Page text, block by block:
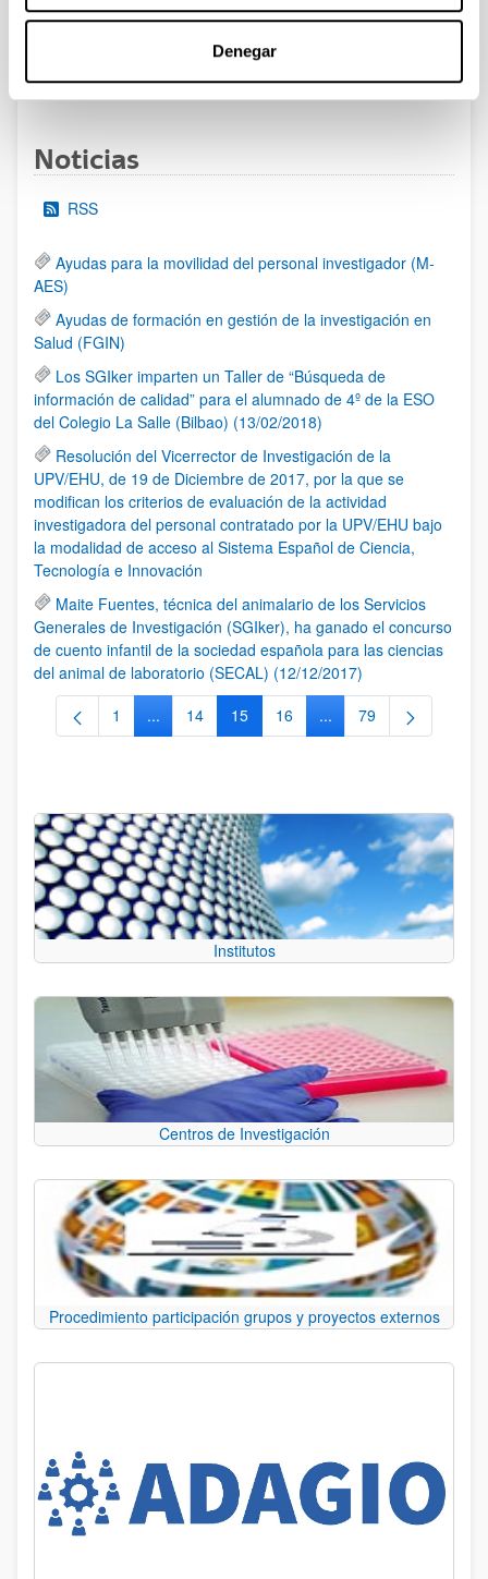
Denegar
al 30/07/2026 (ambos incluídos)
Página
1 Página
2 Página
3 ...Páginas intermedias Use TAB
Página
95
Noticias
RSS
Ayudas para la movilidad del personal investigador (M-
AES)
Ayudas de formación en gestión de la investigación en
Salud (FGIN)
Los SGIker imparten un Taller de “Búsqueda de
información de calidad” para el alumnado de 4º de la ESO
del Colegio La Salle (Bilbao) (13/02/2018)
Resolución del Vicerrector de Investigación de la
UPV/EHU, de 19 de Diciembre de 2017, por la que se
modifican los criterios de evaluación de la actividad
investigadora del personal contratado por la UPV/EHU bajo
la modalidad de acceso al Sistema Español de Ciencia,
Tecnología e Innovación
Maite Fuentes, técnica del animalario de los Servicios
Generales de Investigación (SGIker), ha ganado el concurso
de cuento infantil de la sociedad española para las ciencias
del animal de laboratorio (SECAL) (12/12/2017)
Página
1 ...Páginas intermedias Use TAB para desplazarse.
Página
14 Página
15 Página
16 ...Páginas intermedias
Página
79
Institutos
Centros de Investigación
Procedimiento participación grupos y proyectos externos